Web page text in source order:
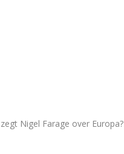
Nigel Farage over Europa?